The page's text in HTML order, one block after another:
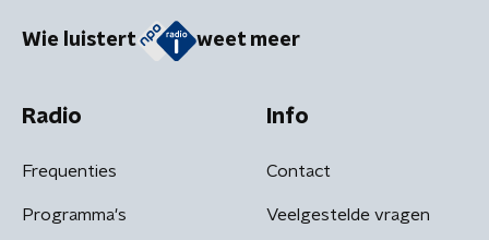
Wie luistert weet meer
Radio
Frequenties
Programma's
Info
Contact
Veelgestelde vragen